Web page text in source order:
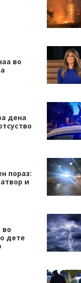
во
дена
пораз:
и
во
дете